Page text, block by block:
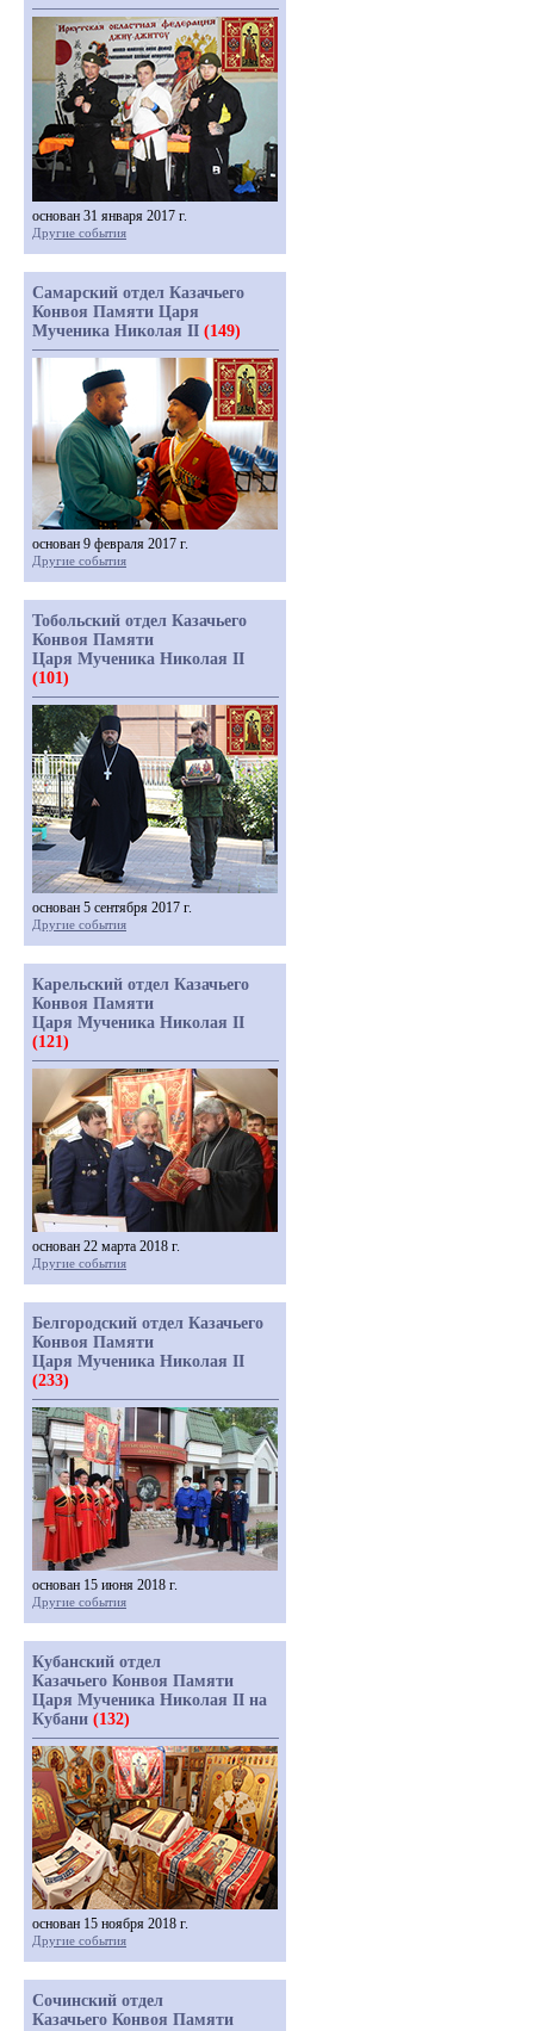
основан 31 января 2017 г.
Другие события
Самарский отдел Казачьего
Конвоя Памяти Царя
Мученика Николая II (149)
основан 9 февраля 2017 г.
Другие события
Тобольский отдел Казачьего
Конвоя Памяти
Царя Мученика Николая II
(101)
основан 5 сентября 2017 г.
Другие события
Карельский отдел Казачьего
Конвоя Памяти
Царя Мученика Николая II
(121)
основан 22 марта 2018 г.
Другие события
Белгородский отдел Казачьего
Конвоя Памяти
Царя Мученика Николая II
(233)
основан 15 июня 2018 г.
Другие события
Кубанский отдел
Казачьего Конвоя Памяти
Царя Мученика Николая II на
Кубани (132)
основан 15 ноября 2018 г.
Другие события
Сочинский отдел
Казачьего Конвоя Памяти